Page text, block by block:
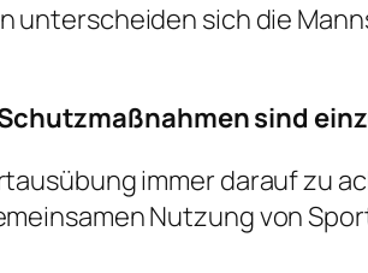
unterscheiden sich die
sind
immer darauf zu
Nutzung von